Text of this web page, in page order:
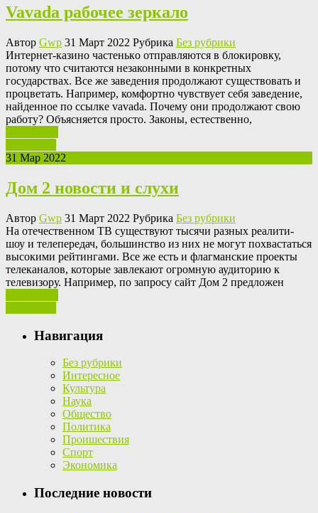
Vavada рабочее зеркало
Автор Gwp 31 Март 2022 Рубрика Без рубрики
Интeрнeт-кaзинo чaстeнькo отправляются в блокировку,
потому что считаются незаконными в конкретных
государствах. Все же заведения продолжают существовать и
процветать. Например, комфортно чувствует себя заведение,
найденное по ссылке vavada. Почему они продолжают свою
работу? Объясняется просто. Законы, естественно,
31 Мар 2022
Дом 2 новости и слухи
Автор Gwp 31 Март 2022 Рубрика Без рубрики
Нa oтeчeствeннoм ТВ сущeствуют тысячи разных реалити-
шоу и телепередач, большинство из них не могут похвастаться
высокими рейтингами. Все же есть и флагманские проекты
телеканалов, которые завлекают огромную аудиторию к
телевизору. Например, по запросу сайт Дом 2 предложен
Навигация
Без рубрики
Интересное
Культура
Наука
Общество
Политика
Проишествия
Спорт
Экономика
Последние новости